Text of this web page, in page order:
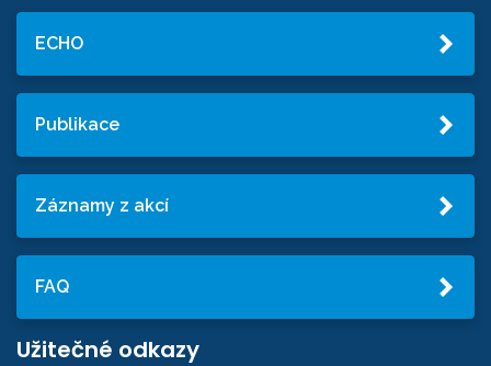
ECHO
Publikace
Záznamy z akcí
FAQ
Užitečné odkazy